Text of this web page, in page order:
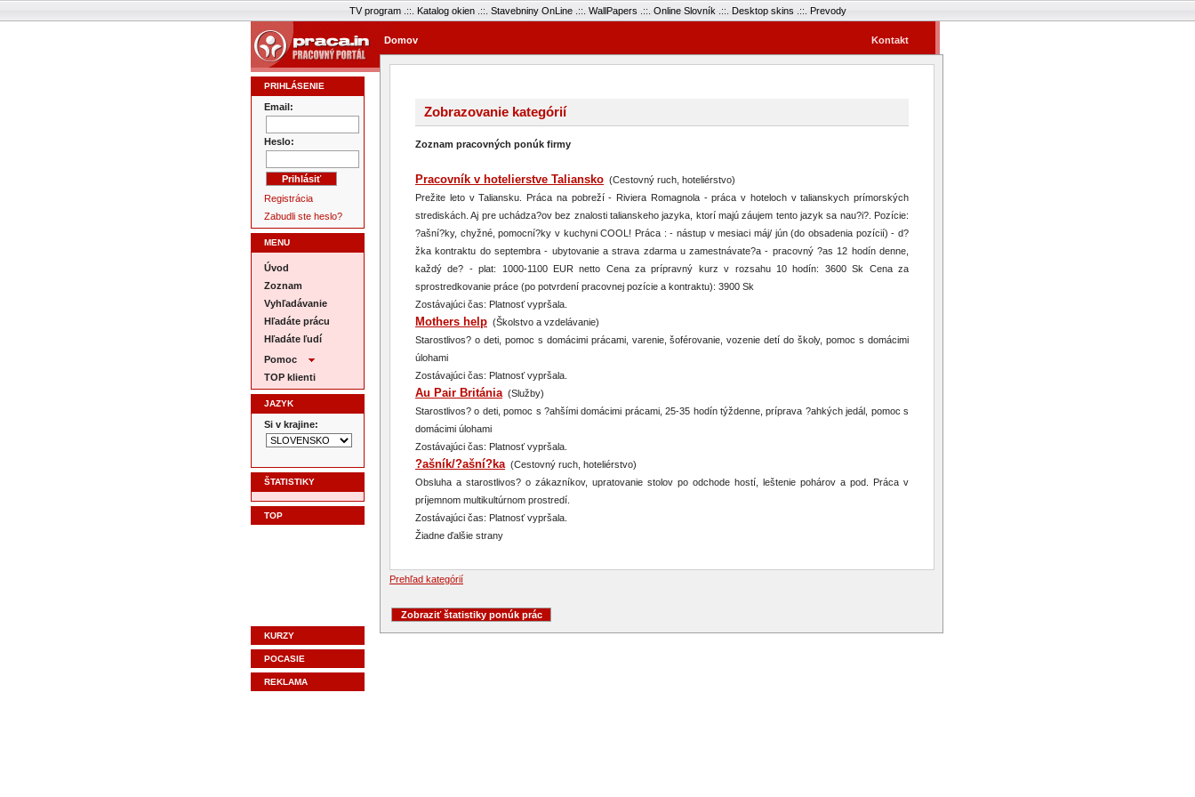
TV program.::. Katalog okien.::. Stavebniny OnLine.::. WallPapers .::. Online Slovník .::. Desktop skins .::. Prevody
Domov Kontakt
PRIHLÁSENIE
Email:
Heslo:
Registrácia
Zabudli ste heslo?
MENU
Úvod
Zoznam
Vyhľadávanie
Hľadáte prácu
Hľadáte ľudí
Pomoc
TOP klienti
JAZYK
Si v krajine:
ŠTATISTIKY
TOP
KURZY
POCASIE
REKLAMA
Zobrazovanie kategórií
Zoznam pracovných ponúk firmy
Pracovník v hotelierstve Taliansko (Cestovný ruch, hoteliérstvo)
Prežite leto v Taliansku. Práca na pobreží - Riviera Romagnola - práca v hoteloch v talianskych prímorských
strediskách. Aj pre uchádza?ov bez znalosti talianskeho jazyka, ktorí majú záujem tento jazyk sa nau?i?. Pozície:
?ašní?ky, chyžné, pomocní?ky v kuchyni COOL! Práca : - nástup v mesiaci máj/ jún (do obsadenia pozícií) - d?
žka kontraktu do septembra - ubytovanie a strava zdarma u zamestnávate?a - pracovný ?as 12 hodín denne,
každý de? - plat: 1000-1100 EUR netto Cena za prípravný kurz v rozsahu 10 hodín: 3600 Sk Cena za
sprostredkovanie práce (po potvrdení pracovnej pozície a kontraktu): 3900 Sk
Zostávajúci čas: Platnosť vypršala.
Mothers help (Školstvo a vzdelávanie)
Starostlivos? o deti, pomoc s domácimi prácami, varenie, šoférovanie, vozenie detí do školy, pomoc s domácimi
úlohami
Zostávajúci čas: Platnosť vypršala.
Au Pair Británia (Služby)
Starostlivos? o deti, pomoc s ?ahšími domácimi prácami, 25-35 hodín týždenne, príprava ?ahkých jedál, pomoc s
domácimi úlohami
Zostávajúci čas: Platnosť vypršala.
?ašník/?ašní?ka (Cestovný ruch, hoteliérstvo)
Obsluha a starostlivos? o zákazníkov, upratovanie stolov po odchode hostí, leštenie pohárov a pod. Práca v
príjemnom multikultúrnom prostredí.
Zostávajúci čas: Platnosť vypršala.
Žiadne ďalšie strany
Prehľad kategórií